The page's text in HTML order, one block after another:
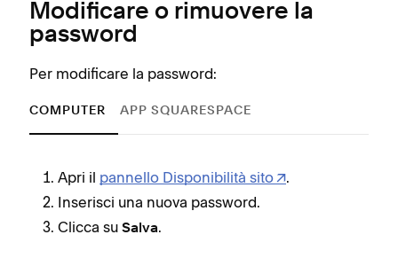
Modificare o rimuovere la
password
Per modificare la password:
COMPUTER APP SQUARESPACE
Apri il pannello Disponibilità sito
.
Inserisci una nuova password.
Clicca su Salva.